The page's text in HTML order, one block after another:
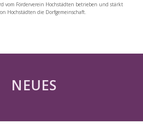
vom Förderverein Hochstädten betrieben und stärkt
Hochstädten die Dorfgemeinschaft.
NEUES